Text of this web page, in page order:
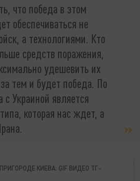
что победа в этом
обеспечиваться не
а технологиями. Кто
средств поражения,
удешевить их
тем и будет победа. По
Украиной является
которая нас ждет, а
КИЕВА. GIF ВИДЕО ТГ-